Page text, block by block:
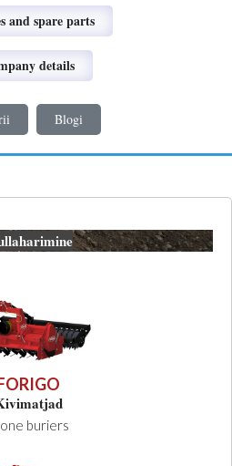
and spare parts
details
Blogi
buriers